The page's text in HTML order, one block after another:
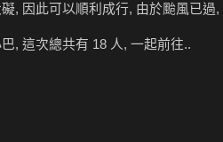
, 因此可以順利成行, 由於颱風已過
, 這次總共有 18 人, 一起前往..